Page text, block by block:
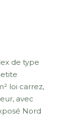
de type
loi carrez,
avec
Nord